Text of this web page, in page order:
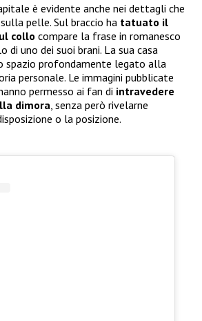
è evidente anche nei dettagli che
pelle. Sul braccio ha tatuato il
collo compare la frase in romanesco
di uno dei suoi brani. La sua casa
spazio profondamente legato alla
personale. Le immagini pubblicate
permesso ai fan di intravedere
dimora , senza però rivelarne
o la posizione.